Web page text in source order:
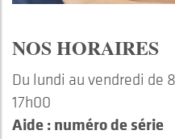
NOS HORAIRES
Du lundi au vendredi de
17h00
Aide : numéro de série